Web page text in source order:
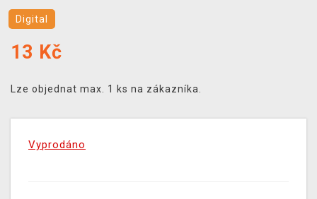
Digital
13 Kč
Lze objednat max. 1 ks na zákazníka.
Vyprodáno